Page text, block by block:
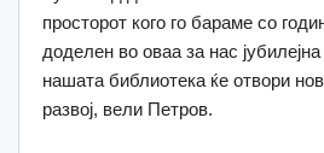
просторот кого го бараме со
доделен во оваа за нас
нашата библиотека ќе отвори
развој, вели Петров.